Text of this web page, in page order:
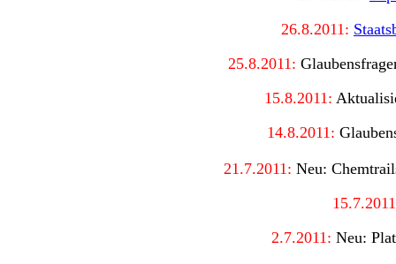
26.8.2011:
25.8.2011:
15.8.2011:
14.8.2011:
21.7.2011: Neu:
15
2.7.2011: Neu: